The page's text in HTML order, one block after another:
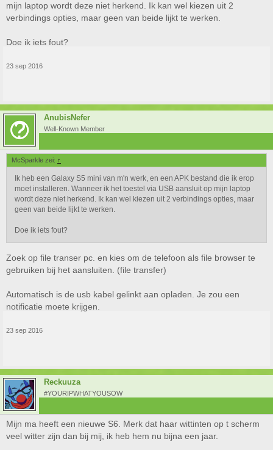
mijn laptop wordt deze niet herkend. Ik kan wel kiezen uit 2
verbindings opties, maar geen van beide lijkt te werken.
Doe ik iets fout?
23 sep 2016
AnubisNefer
Well-Known Member
McSparkle zei: ↑
Ik heb een Galaxy S5 mini van m'n werk, en een APK bestand die ik erop
moet installeren. Wanneer ik het toestel via USB aansluit op mijn laptop
wordt deze niet herkend. Ik kan wel kiezen uit 2 verbindings opties, maar
geen van beide lijkt te werken.
Doe ik iets fout?
Zoek op file transer pc. en kies om de telefoon als file browser te
gebruiken bij het aansluiten. (file transfer)
Automatisch is de usb kabel gelinkt aan opladen. Je zou een
notificatie moete krijgen.
23 sep 2016
Reckuuza
#YOURIPWHATYOUSOW
Mijn ma heeft een nieuwe S6. Merk dat haar wittinten op t scherm
veel witter zijn dan bij mij, ik heb hem nu bijna een jaar.